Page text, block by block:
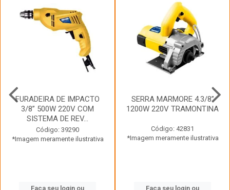
FURADEIRA DE IMPACTO
3/8” 500W 220V COM
SISTEMA DE REV...
Código: 39290
*Imagem meramente ilustrativa
Faça seu login ou
SERRA MARMORE 4.3/8”
1200W 220V TRAMONTINA
Código: 42831
*Imagem meramente ilustrativa
Faça seu login ou